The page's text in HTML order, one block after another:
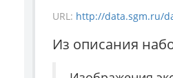
URL: http://data.sgm.ru/dataset/17744eed-27fa-4a9a-bc72-4e657fa570af/resource/
Из описания